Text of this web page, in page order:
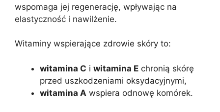
wspomaga jej regenerację, wpływając na
elastyczność i nawilżenie.
Witaminy wspierające zdrowie skóry to:
witamina C i witamina E chronią skórę
przed uszkodzeniami oksydacyjnymi,
witamina A wspiera odnowę komórek.